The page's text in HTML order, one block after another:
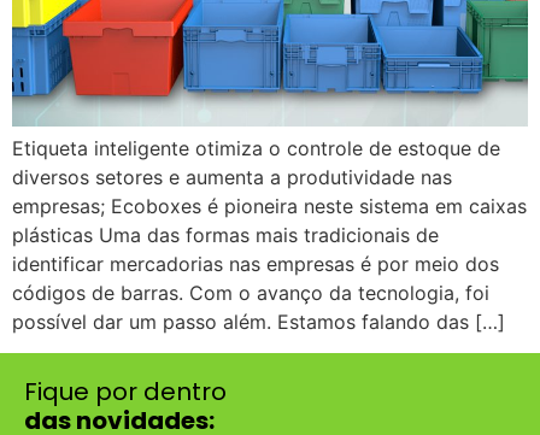
Etiqueta inteligente otimiza o controle de estoque de
diversos setores e aumenta a produtividade nas
empresas; Ecoboxes é pioneira neste sistema em caixas
plásticas Uma das formas mais tradicionais de
identificar mercadorias nas empresas é por meio dos
códigos de barras. Com o avanço da tecnologia, foi
possível dar um passo além. Estamos falando das […]
Fique por dentro
das novidades: